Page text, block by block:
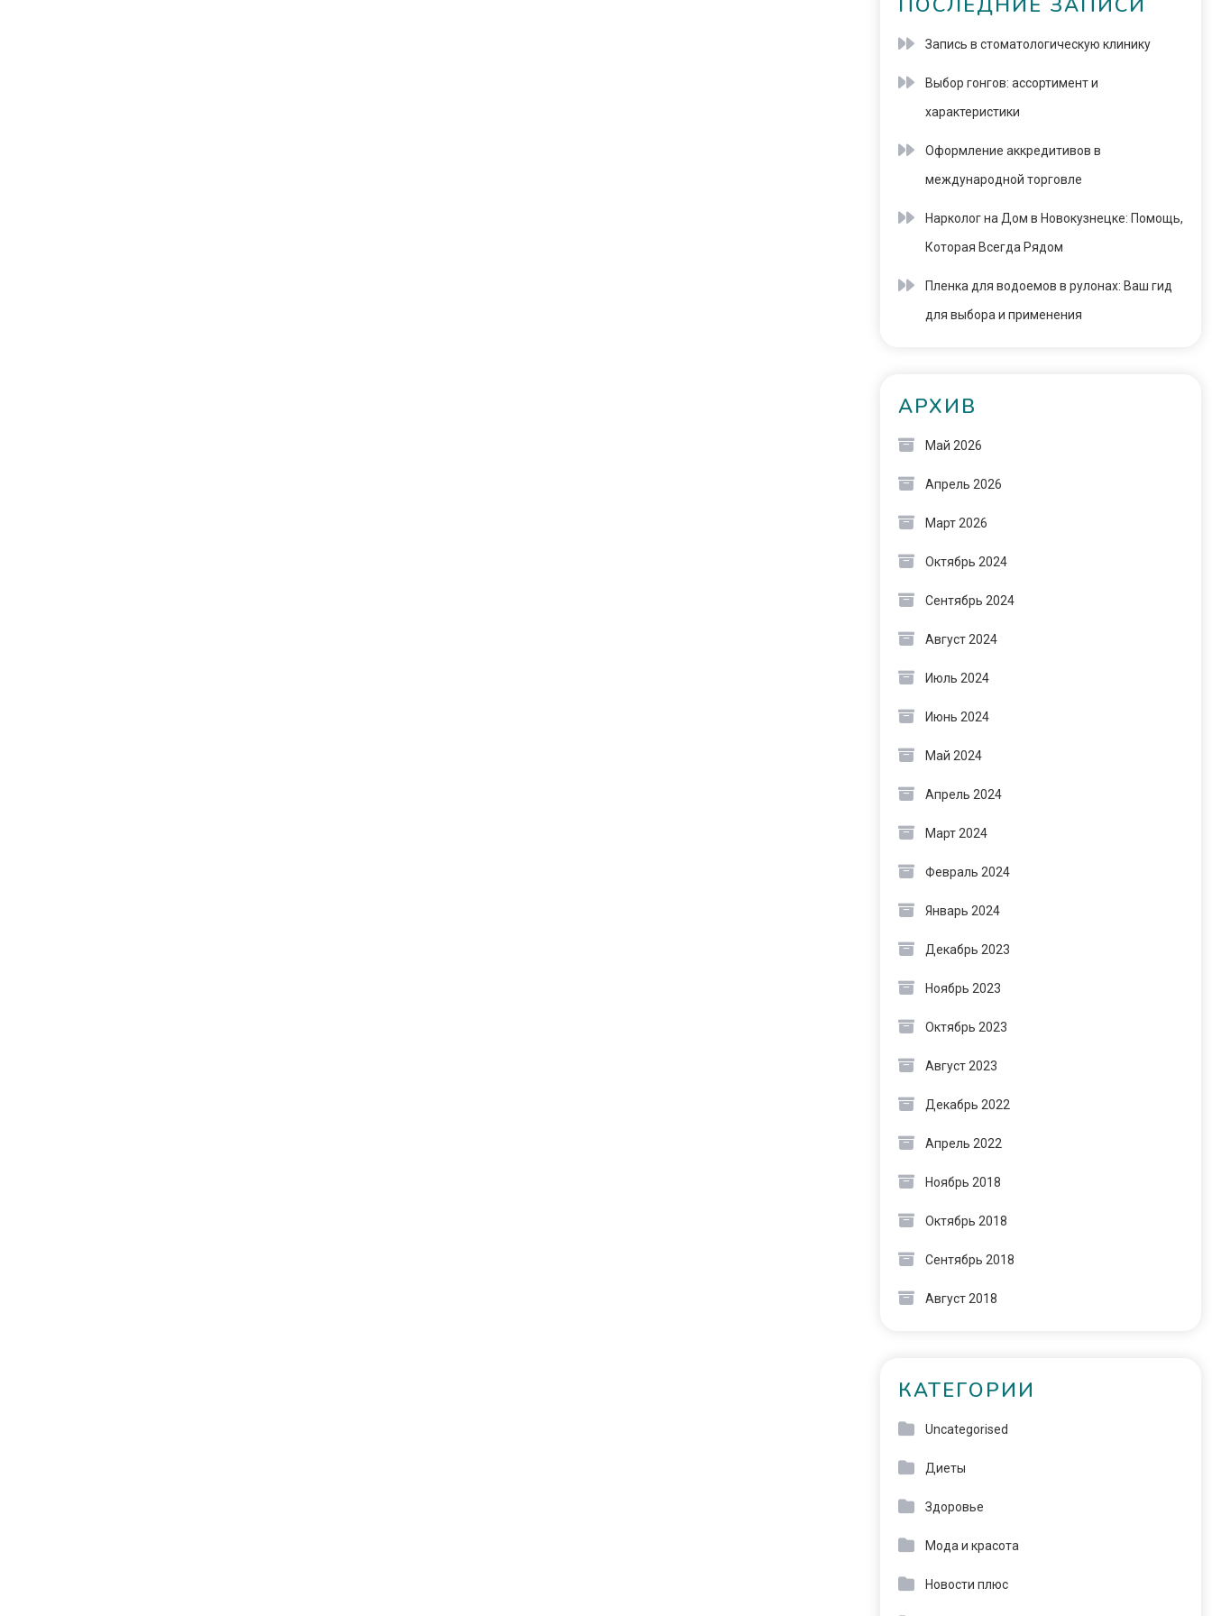
ПОСЛЕДНИЕ ЗАПИСИ
Запись в стоматологическую клинику
Выбор гонгов: ассортимент и
характеристики
Оформление аккредитивов в
международной торговле
Нарколог на Дом в Новокузнецке: Помощь,
Которая Всегда Рядом
Пленка для водоемов в рулонах: Ваш гид
для выбора и применения
АРХИВ
Май 2026
Апрель 2026
Март 2026
Октябрь 2024
Сентябрь 2024
Август 2024
Июль 2024
Июнь 2024
Май 2024
Апрель 2024
Март 2024
Февраль 2024
Январь 2024
Декабрь 2023
Ноябрь 2023
Октябрь 2023
Август 2023
Декабрь 2022
Апрель 2022
Ноябрь 2018
Октябрь 2018
Сентябрь 2018
Август 2018
КАТЕГОРИИ
Uncategorised
Диеты
Здоровье
Мода и красота
Новости плюс